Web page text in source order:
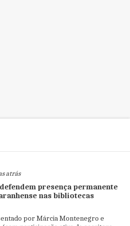
atrás
presença permanente
nas bibliotecas
por Márcia Montenegro e